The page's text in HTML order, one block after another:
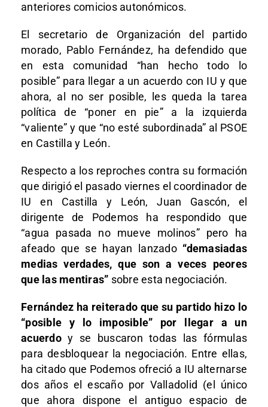
anteriores comicios autonómicos.
El secretario de Organización del partido
morado, Pablo Fernández, ha defendido que
en esta comunidad “han hecho todo lo
posible” para llegar a un acuerdo con IU y que
ahora, al no ser posible, les queda la tarea
política de “poner en pie” a la izquierda
“valiente” y que “no esté subordinada” al PSOE
en Castilla y León.
Respecto a los reproches contra su formación
que dirigió el pasado viernes el coordinador de
IU en Castilla y León, Juan Gascón, el
dirigente de Podemos ha respondido que
“agua pasada no mueve molinos” pero ha
afeado que se hayan lanzado “demasiadas
medias verdades, que son a veces peores
que las mentiras” sobre esta negociación.
Fernández ha reiterado que su partido hizo lo
“posible y lo imposible” por llegar a un
acuerdoy se buscaron todas las fórmulas
para desbloquear la negociación. Entre ellas,
ha citado que Podemos ofreció a IU alternarse
dos años el escaño por Valladolid (el único
que ahora dispone el antiguo espacio de